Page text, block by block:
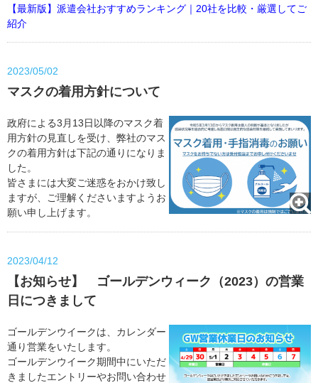
【最新版】派遣会社おすすめランキング｜20社を比較・厳選してご
紹介
2023/05/02
マスクの着用方針について
政府による3月13日以降のマスク着
用方針の見直しを受け、弊社のマス
クの着用方針は下記の通りになりま
した。
皆さまには大変ご迷惑をおかけ致し
ますが、ご理解くださいますようお
願い申し上げます。
2023/04/12
【お知らせ】 ゴールデンウィーク（2023）の営業
日につきまして
ゴールデンウイークは、カレンダー
通り営業をいたします。
ゴールデンウイーク期間中にいただ
きましたエントリーやお問い合わせ